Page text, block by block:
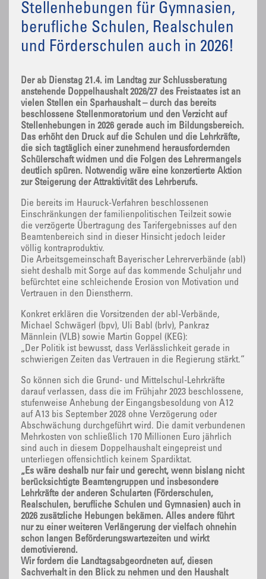
Stellenhebungen für Gymnasien,
berufliche Schulen, Realschulen
und Förderschulen auch in 2026!
Der ab Dienstag 21.4. im Landtag zur Schlussberatung
anstehende Doppelhaushalt 2026/27 des Freistaates ist an
vielen Stellen ein Sparhaushalt – durch das bereits
beschlossene Stellenmoratorium und den Verzicht auf
Stellenhebungen in 2026 gerade auch im Bildungsbereich.
Das erhöht den Druck auf die Schulen und die Lehrkräfte,
die sich tagtäglich einer zunehmend herausfordernden
Schülerschaft widmen und die Folgen des Lehrermangels
deutlich spüren. Notwendig wäre eine konzertierte Aktion
zur Steigerung der Attraktivität des Lehrberufs.
Die bereits im Hauruck-Verfahren beschlossenen
Einschränkungen der familienpolitischen Teilzeit sowie
die verzögerte Übertragung des Tarifergebnisses auf den
Beamtenbereich sind in dieser Hinsicht jedoch leider
völlig kontraproduktiv.
Die Arbeitsgemeinschaft Bayerischer Lehrerverbände (abl)
sieht deshalb mit Sorge auf das kommende Schuljahr und
befürchtet eine schleichende Erosion von Motivation und
Vertrauen in den Dienstherrn.
Konkret erklären die Vorsitzenden der abl-Verbände,
Michael Schwägerl (bpv), Uli Babl (brlv), Pankraz
Männlein (VLB) sowie Martin Goppel (KEG):
„Der Politik ist bewusst, dass Verlässlichkeit gerade in
schwierigen Zeiten das Vertrauen in die Regierung stärkt.“
So können sich die Grund- und Mittelschul-Lehrkräfte
darauf verlassen, dass die im Frühjahr 2023 beschlossene,
stufenweise Anhebung der Eingangsbesoldung von A12
auf A13 bis September 2028 ohne Verzögerung oder
Abschwächung durchgeführt wird. Die damit verbundenen
Mehrkosten von schließlich 170 Millionen Euro jährlich
sind auch in diesem Doppelhaushalt eingepreist und
unterliegen offensichtlich keinem Spardiktat.
„Es wäre deshalb nur fair und gerecht, wenn bislang nicht
berücksichtigte Beamtengruppen und insbesondere
Lehrkräfte der anderen Schularten (Förderschulen,
Realschulen, berufliche Schulen und Gymnasien) auch in
2026 zusätzliche Hebungen bekämen. Alles andere führt
nur zu einer weiteren Verlängerung der vielfach ohnehin
schon langen Beförderungswartezeiten und wirkt
demotivierend.
Wir fordern die Landtagsabgeordneten auf, diesen
Sachverhalt in den Blick zu nehmen und den Haushalt